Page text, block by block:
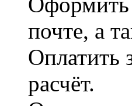
почте, а
Оплатить
расчёт.